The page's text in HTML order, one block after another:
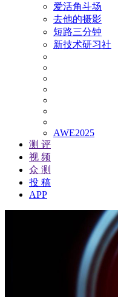
爱活角斗场
去他的摄影
短路三分钟
新技术研习社
AWE2025
测 评
视 频
众 测
投 稿
APP